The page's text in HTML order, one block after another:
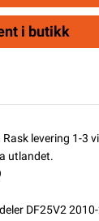
i butikk
levering 1-3
utlandet.
DF25V2